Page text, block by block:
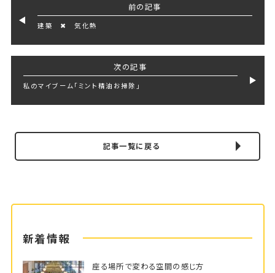
前の記事
建築 ✖ 気化熱
次の記事
私のマイブーム「ミント精油お掃除」
記事一覧に戻る
新着情報
座る場所で変わる空間の感じ方